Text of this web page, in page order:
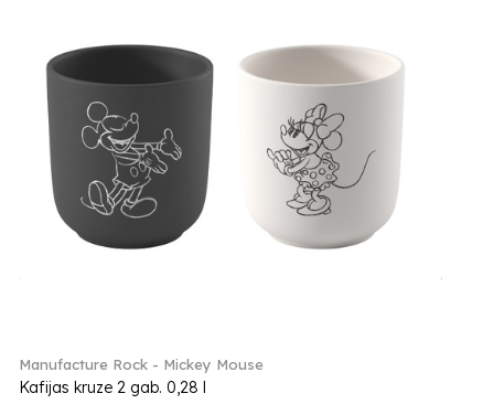
Manufacture Rock - Mickey Mouse
Kafijas kruze 2 gab. 0,28 l